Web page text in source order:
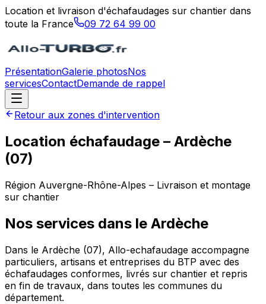
Location et livraison d'échafaudages sur chantier dans
toute la France
09 72 64 99 00
PrésentationGalerie photosNos
servicesContactDemande de rappel
Retour aux zones d'intervention
Location échafaudage – Ardèche
(07)
Région Auvergne-Rhône-Alpes – Livraison et montage
sur chantier
Nos services dans le Ardèche
Dans le Ardèche (07), Allo-echafaudage accompagne
particuliers, artisans et entreprises du BTP avec des
échafaudages conformes, livrés sur chantier et repris
en fin de travaux, dans toutes les communes du
département.